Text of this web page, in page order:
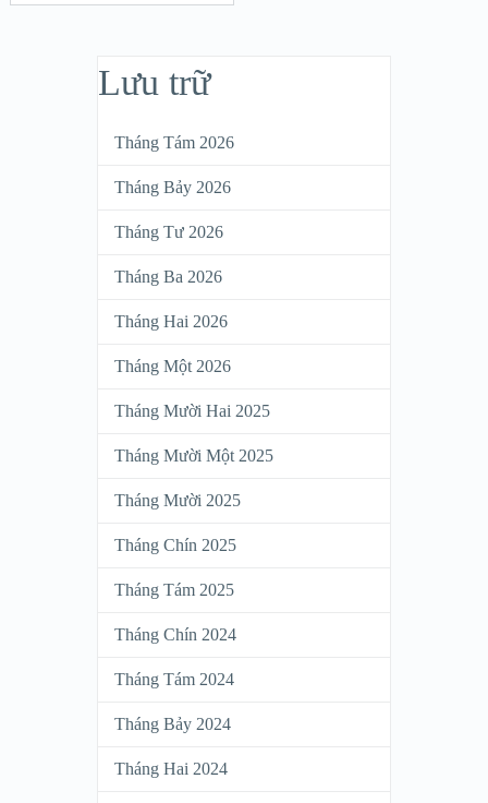
Lưu trữ
Tháng Tám 2026
Tháng Bảy 2026
Tháng Tư 2026
Tháng Ba 2026
Tháng Hai 2026
Tháng Một 2026
Tháng Mười Hai 2025
Tháng Mười Một 2025
Tháng Mười 2025
Tháng Chín 2025
Tháng Tám 2025
Tháng Chín 2024
Tháng Tám 2024
Tháng Bảy 2024
Tháng Hai 2024